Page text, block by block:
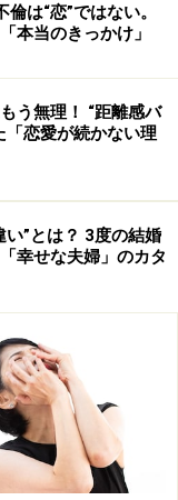
は“恋”ではない。
本当のきっかけ」
う無理！ “距離感バ
「恋愛が続かない理
”とは？ 3度の結婚
幸せな夫婦」のカタ